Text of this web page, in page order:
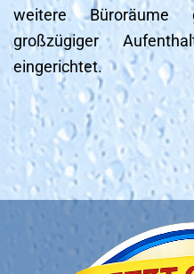
weitere Büroräume
großzügiger
eingerichtet.